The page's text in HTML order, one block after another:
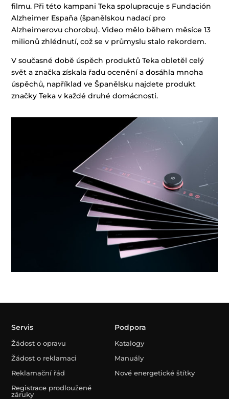
filmu. Při této kampani Teka spolupracuje s Fundación
Alzheimer España (španělskou nadací pro
Alzheimerovu chorobu). Video mělo během měsíce 13
milionů zhlédnutí, což se v průmyslu stalo rekordem.
V současné době úspěch produktů Teka obletěl celý
svět a značka získala řadu ocenění a dosáhla mnoha
úspěchů, například ve Španělsku najdete produkt
značky Teka v každé druhé domácnosti.
Servis
Žádost o opravu
Žádost o reklamaci
Reklamační řád
Registrace prodloužené
záruky
Podpora
Katalogy
Manuály
Nové energetické štítky